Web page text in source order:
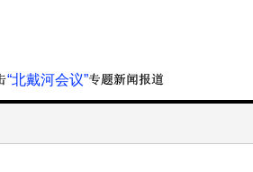
“北戴河会议”